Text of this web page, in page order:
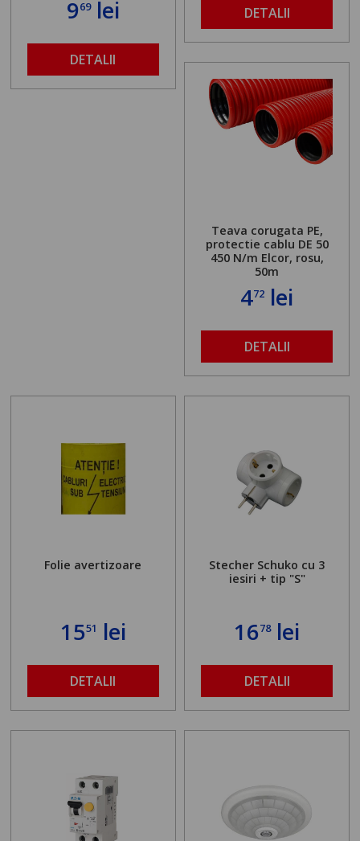
969lei
DETALII
DETALII
Teava corugata PE,
protectie cablu DE 50
450 N/m Elcor, rosu,
50m
472 lei
DETALII
Folie avertizoare
1551 lei
DETALII
Stecher Schuko cu 3
iesiri + tip "S"
1678lei
DETALII